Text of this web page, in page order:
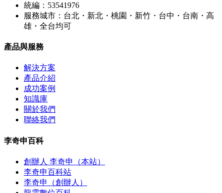
統編：53541976
服務城市：台北・新北・桃園・新竹・台中・台南・高
雄・全台均可
產品與服務
解決方案
產品介紹
成功案例
知識庫
關於我們
聯絡我們
李奇申百科
創辦人 李奇申（本站）
李奇申百科站
李奇申（創辦人）